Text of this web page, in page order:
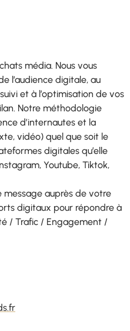
média. Nous vous
l’audience digitale, au
et à l’optimisation de vos
Notre méthodologie
d’internautes et la
vidéo) quel que soit le
digitales qu’elle
Youtube, Tiktok,
message auprès de votre
digitaux pour répondre à
/ Trafic / Engagement /